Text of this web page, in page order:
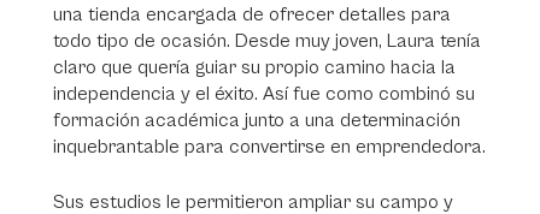
una tienda encargada de ofrecer detalles para
todo tipo de ocasión. Desde muy joven, Laura tenía
claro que quería guiar su propio camino hacia la
independencia y el éxito. Así fue como combinó su
formación académica junto a una determinación
inquebrantable para convertirse en emprendedora.
Sus estudios le permitieron ampliar su campo y